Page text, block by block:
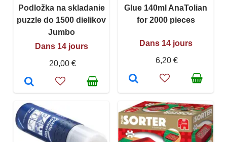
Podložka na skladanie
puzzle do 1500 dielikov
Jumbo
Dans 14 jours
20,00 €
Glue 140ml AnaTolian
for 2000 pieces
Dans 14 jours
6,20 €